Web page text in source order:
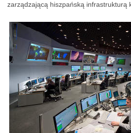
zarządzającą hiszpańską infrastrukturą